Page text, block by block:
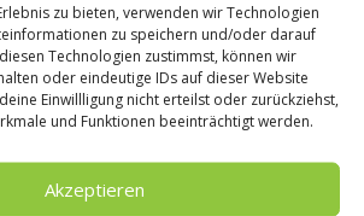
zu bieten, verwenden wir Technologien
zu speichern und/oder darauf
Technologien zustimmst, können wir
oder eindeutige IDs auf dieser Website
Einwillligung nicht erteilst oder zurückziehst,
und Funktionen beeinträchtigt werden.
Akzeptieren
Gastro &
Verlosung: Vier
ein Sterne-
Rheingau